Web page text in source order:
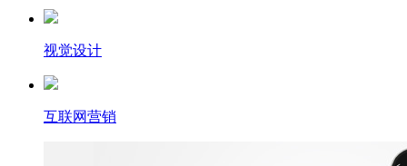
视觉设计
互联网营销